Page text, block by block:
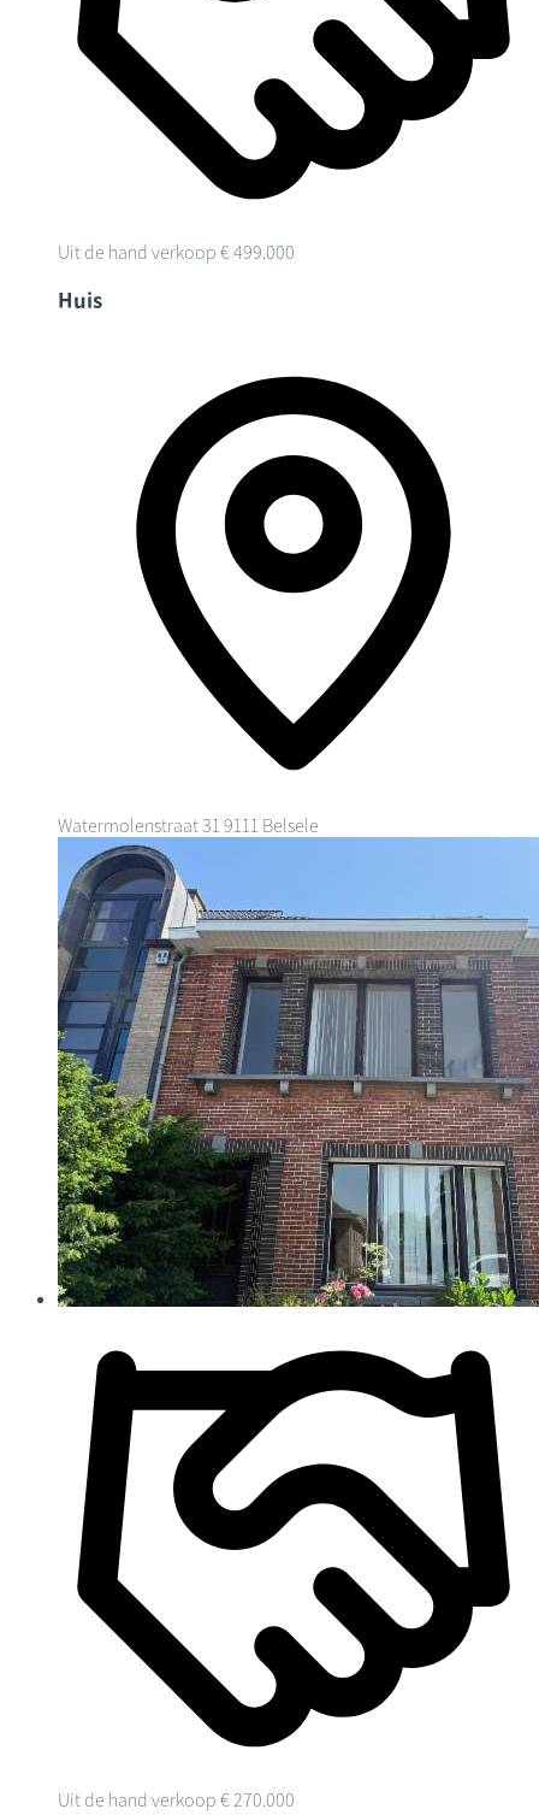
Uit de hand verkoop € 499.000
Huis
Watermolenstraat 31 9111 Belsele
Uit de hand verkoop € 270.000